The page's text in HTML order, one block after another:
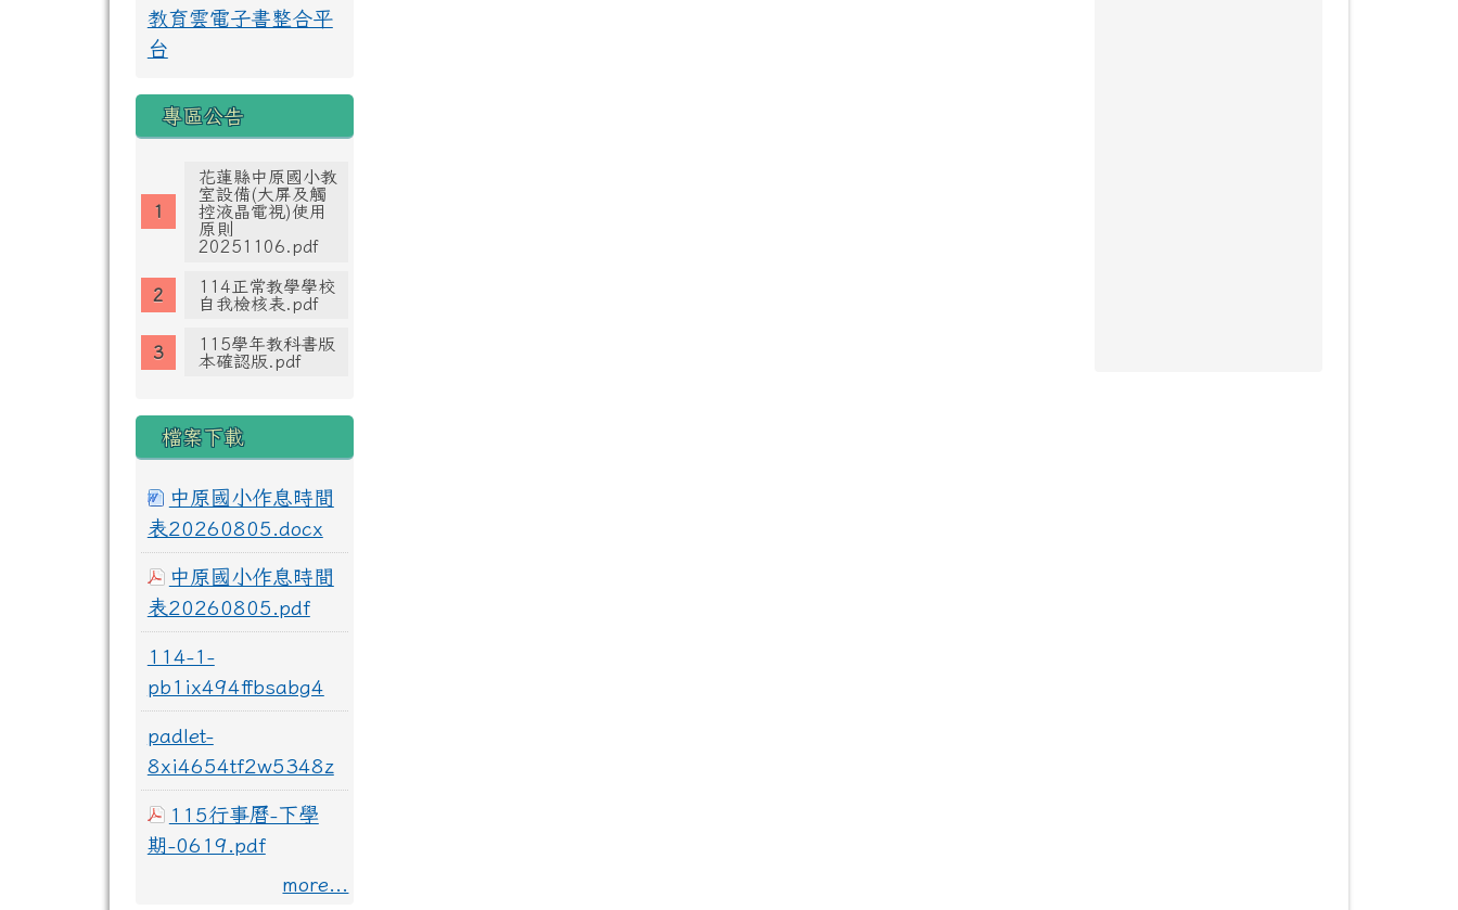
教育雲電子書整合平
台
專區公告
花蓮縣中原國小教
室設備(大屏及觸
控液晶電視)使用
原則
20251106.pdf
114正常教學學校
自我檢核表.pdf
115學年教科書版
本確認版.pdf
檔案下載
中原國小作息時間
表20260805.docx
中原國小作息時間
表20260805.pdf
114-1-
pb1ix494ffbsabg4
padlet-
8xi4654tf2w5348z
115行事曆-下學
期-0619.pdf
more...